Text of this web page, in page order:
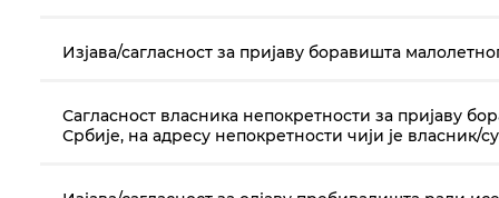
Изјава/сагласност за пријаву боравишта
Сагласност власника непокретности за пријаву
Србије, на адресу непокретности чији је власник/